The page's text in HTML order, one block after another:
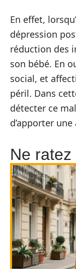
En effet,
dépression
réduction des
son bébé. En
social, et
péril. Dans
détecter ce
d’apporter
Ne